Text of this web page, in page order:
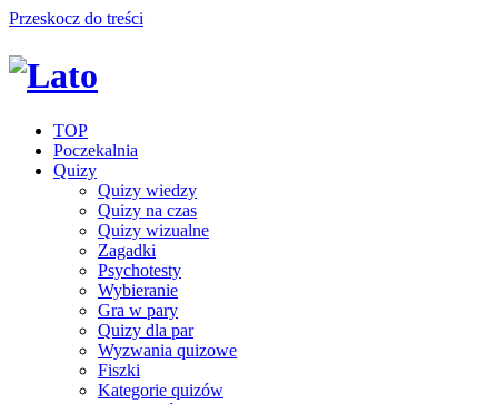
Przeskocz do treści
TOP
Poczekalnia
Quizy
Quizy wiedzy
Quizy na czas
Quizy wizualne
Zagadki
Psychotesty
Wybieranie
Gra w pary
Quizy dla par
Wyzwania quizowe
Fiszki
Kategorie quizów